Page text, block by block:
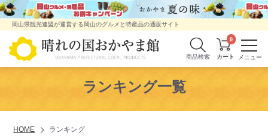
岡山県観光連盟が運営する岡山のグルメと特産品の通販サイト
商品検索
0
ランキング一覧
HOME ランキング